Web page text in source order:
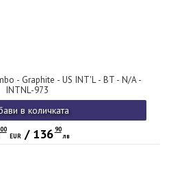
- Graphite - US INT'L - BT - N/A -
INTNL-973
в количката
00
EUR/ 136 90
лв